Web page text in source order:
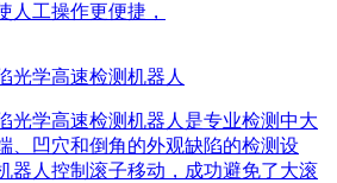
人工操作更便捷，
光学高速检测机器人
光学高速检测机器人是专业检测中大
、凹穴和倒角的外观缺陷的检测设
器人控制滚子移动，成功避免了大滚